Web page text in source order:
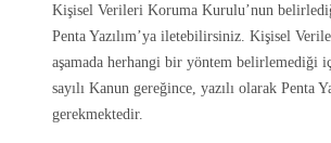
Kişisel Verileri Koruma Kurulu’nun
Penta Yazılım’ya iletebilirsiniz. Kişisel
aşamada herhangi bir yöntem belirlemediği
sayılı Kanun gereğince, yazılı olarak Penta
gerekmektedir.